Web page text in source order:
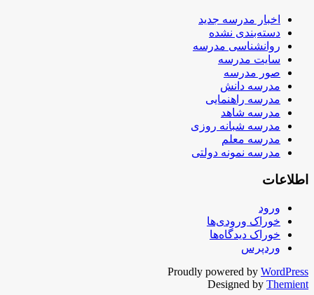
اخبار مدرسه جدید
دسته‌بندی نشده
روانشناسی مدرسه
سایت مدرسه
صور مدرسه
مدرسه دانش
مدرسه راهنمایی
مدرسه شاهد
مدرسه شبانه روزی
مدرسه معلم
مدرسه نمونه دولتی
اطلاعات
ورود
خوراک ورودی‌ها
خوراک دیدگاه‌ها
وردپرس
Proudly powered by WordPress
Designed by Themient